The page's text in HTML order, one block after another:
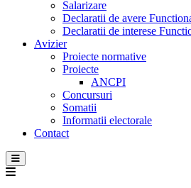
Salarizare
Declaratii de avere
Declaratii de interese
Avizier
Proiecte normative
Proiecte
ANCPI
Concursuri
Somatii
Informatii electorale
Contact